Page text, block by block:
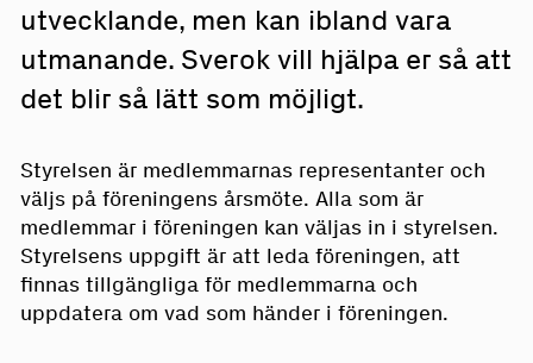
utvecklande, men kan ibland vara
utmanande. Sverok vill hjälpa er så att
det blir så lätt som möjligt.
Styrelsen är medlemmarnas representanter och
väljs på föreningens årsmöte. Alla som är
medlemmar i föreningen kan väljas in i styrelsen.
Styrelsens uppgift är att leda föreningen, att
finnas tillgängliga för medlemmarna och
uppdatera om vad som händer i föreningen.